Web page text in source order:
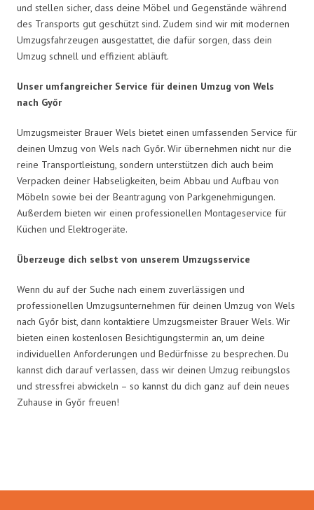
und stellen sicher, dass deine Möbel und Gegenstände während
des Transports gut geschützt sind. Zudem sind wir mit modernen
Umzugsfahrzeugen ausgestattet, die dafür sorgen, dass dein
Umzug schnell und effizient abläuft.
Unser umfangreicher Service für deinen Umzug von Wels
nach Győr
Umzugsmeister Brauer Wels bietet einen umfassenden Service für
deinen Umzug von Wels nach Győr. Wir übernehmen nicht nur die
reine Transportleistung, sondern unterstützen dich auch beim
Verpacken deiner Habseligkeiten, beim Abbau und Aufbau von
Möbeln sowie bei der Beantragung von Parkgenehmigungen.
Außerdem bieten wir einen professionellen Montageservice für
Küchen und Elektrogeräte.
Überzeuge dich selbst von unserem Umzugsservice
Wenn du auf der Suche nach einem zuverlässigen und
professionellen Umzugsunternehmen für deinen Umzug von Wels
nach Győr bist, dann kontaktiere Umzugsmeister Brauer Wels. Wir
bieten einen kostenlosen Besichtigungstermin an, um deine
individuellen Anforderungen und Bedürfnisse zu besprechen. Du
kannst dich darauf verlassen, dass wir deinen Umzug reibungslos
und stressfrei abwickeln – so kannst du dich ganz auf dein neues
Zuhause in Győr freuen!